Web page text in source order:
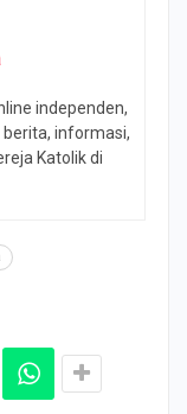
independen,
informasi,
Katolik di